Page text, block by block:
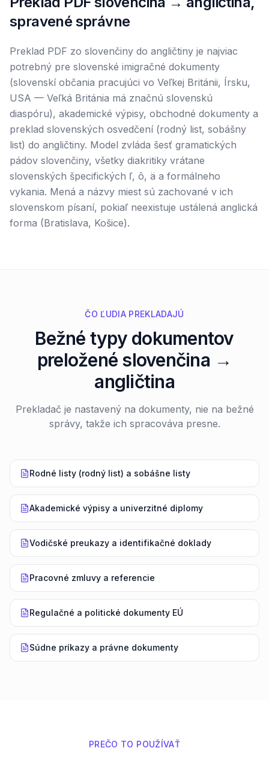
spravené správne
Preklad PDF zo slovenčiny do angličtiny je najviac
potrebný pre slovenské imigračné dokumenty
(slovenskí občania pracujúci vo Veľkej Británii, Írsku,
USA — Veľká Británia má značnú slovenskú
diaspóru), akademické výpisy, obchodné dokumenty a
preklad slovenských osvedčení (rodný list, sobášny
list) do angličtiny. Model zvláda šesť gramatických
pádov slovenčiny, všetky diakritiky vrátane
slovenských špecifických ľ, ô, ä a formálneho
vykania. Mená a názvy miest sú zachované v ich
slovenskom písaní, pokiaľ neexistuje ustálená anglická
forma (Bratislava, Košice).
ČO ĽUDIA PREKLADAJÚ
Bežné typy dokumentov
preložené slovenčina →
angličtina
Prekladač je nastavený na dokumenty, nie na bežné
správy, takže ich spracováva presne.
Rodné listy (rodný list) a sobášne listy
Akademické výpisy a univerzitné diplomy
Vodičské preukazy a identifikačné doklady
Pracovné zmluvy a referencie
Regulačné a politické dokumenty EÚ
Súdne príkazy a právne dokumenty
PREČO TO POUŽÍVAŤ